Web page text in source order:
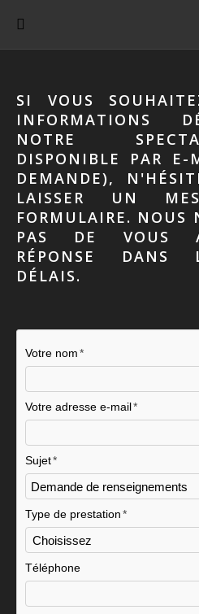
SI VOUS
INFORMATIONS
NOTRE
DISPONIBLE PAR E-
DEMANDE),
LAISSER UN
FORMULAIRE. NOUS
PAS DE VOUS
RÉPONSE DANS
DÉLAIS.
Votre nom
Votre adresse e-mail
Sujet
Type de prestation
Téléphone